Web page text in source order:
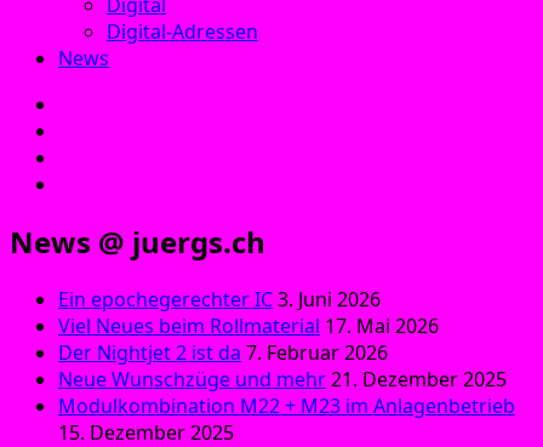
Digital-Adressen
News
News @ juergs.ch
Ein epochegerechter IC3. Juni 2026
Viel Neues beim Rollmaterial 17. Mai 2026
Der Nightjet 2 ist da 7. Februar 2026
Neue Wunschzüge und mehr21. Dezember 2025
Modulkombination M22 + M23 im Anlagenbetrieb
15. Dezember 2025